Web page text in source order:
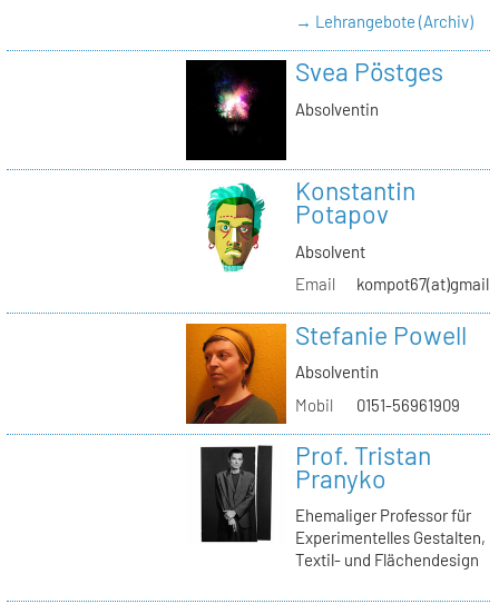
→ Lehrangebote (Archiv)
Svea Pöstges
Absolventin
Konstantin
Potapov
Absolvent
Email
Stefanie Powell
Absolventin
Mobil
0151-56961909
Prof. Tristan
Pranyko
Ehemaliger Professor für
Experimentelles Gestalten,
Textil- und Flächendesign